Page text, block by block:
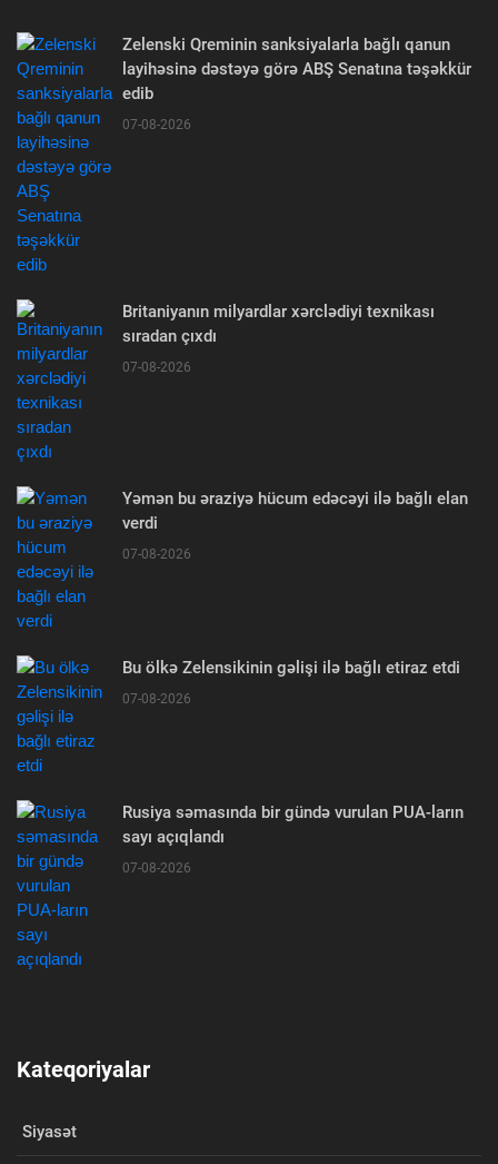
Zelenski Qreminin sanksiyalarla bağlı qanun
layihəsinə dəstəyə görə ABŞ Senatına təşəkkür
edib
07-08-2026
Britaniyanın milyardlar xərclədiyi texnikası
sıradan çıxdı
07-08-2026
Yəmən bu əraziyə hücum edəcəyi ilə bağlı elan
verdi
07-08-2026
Bu ölkə Zelensikinin gəlişi ilə bağlı etiraz etdi
07-08-2026
Rusiya səmasında bir gündə vurulan PUA-ların
sayı açıqlandı
07-08-2026
Kateqoriyalar
Siyasət